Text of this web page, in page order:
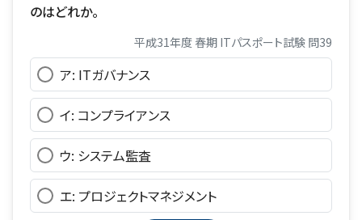
のはどれか。
平成31年度 春期 ITパスポート試験 問39
ア: ITガバナンス
イ: コンプライアンス
ウ: システム監査
エ: プロジェクトマネジメント